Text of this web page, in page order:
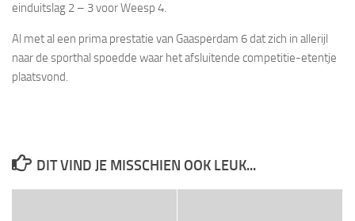
einduitslag 2 – 3 voor Weesp 4.
Al met al een prima prestatie van Gaasperdam 6 dat zich in allerijl
naar de sporthal spoedde waar het afsluitende competitie-etentje
plaatsvond.
DIT VIND JE MISSCHIEN OOK LEUK...